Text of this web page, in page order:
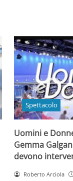
Spettacolo
Uomini e
Gemma
devono
Roberto Arciola